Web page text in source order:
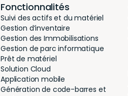
Fonctionnalités
Suivi des actifs et du matériel
Gestion d’inventaire
Gestion des Immobilisations
Gestion de parc informatique
Prêt de matériel
Solution Cloud
Application mobile
Génération de code-barres et